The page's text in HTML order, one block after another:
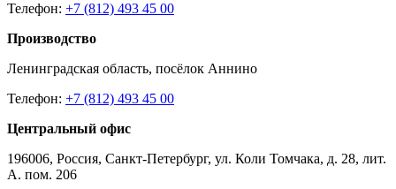
Телефон: +7 (812) 493 45 00
Производство
Ленинградская область, посёлок Аннино
Телефон: +7 (812) 493 45 00
Центральный офис
196006, Россия, Санкт-Петербург, ул. Коли Томчака, д. 28, лит.
А. пом. 206